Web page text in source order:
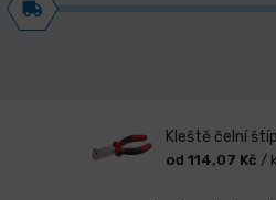
Kleště čelní
od 114,07 Kč /